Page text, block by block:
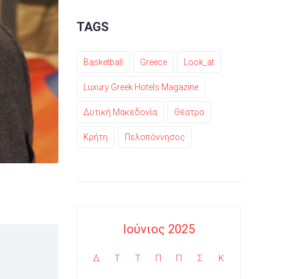
TAGS
Basketball Greece Look_at
Luxury Greek Hotels Magazine
Δυτική Μακεδονία Θέατρο
Κρήτη Πελοπόννησος
Ιούνιος 2025
Δ Τ Τ Π Π Σ Κ